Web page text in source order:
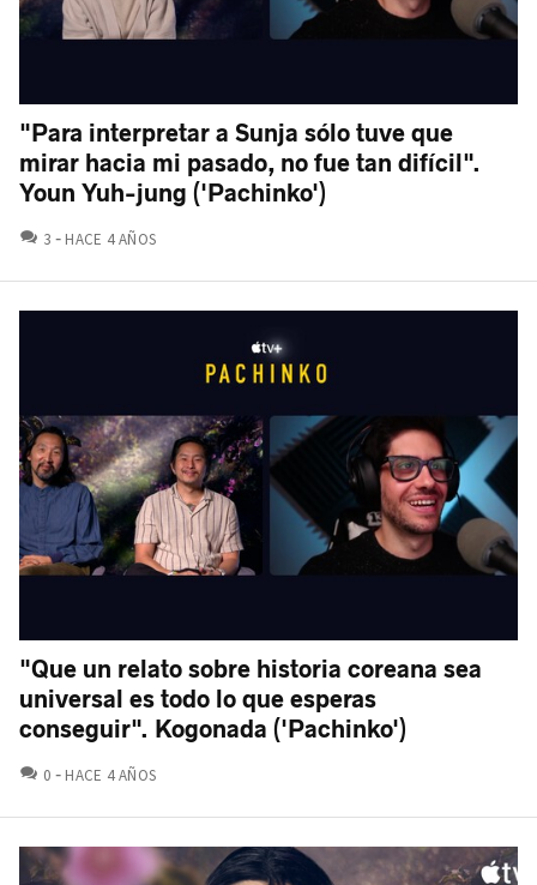
"Para interpretar a Sunja sólo tuve que
mirar hacia mi pasado, no fue tan difícil".
Youn Yuh-jung ('Pachinko')
3 COMENTARIOS
HACE 4 AÑOS
"Que un relato sobre historia coreana sea
universal es todo lo que esperas
conseguir". Kogonada ('Pachinko')
0 COMENTARIOS
HACE 4 AÑOS